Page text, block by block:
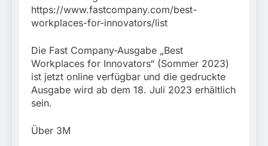
https://www.fastcompany.com/best-
workplaces-for-innovators/list
Die Fast Company-Ausgabe „Best
Workplaces for Innovators“ (Sommer 2023)
ist jetzt online verfügbar und die gedruckte
Ausgabe wird ab dem 18. Juli 2023 erhältlich
sein.
Über 3M